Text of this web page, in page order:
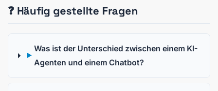
❓ Häufig gestellte Fragen
▶
Was ist der Unterschied zwischen einem KI-
Agenten und einem Chatbot?